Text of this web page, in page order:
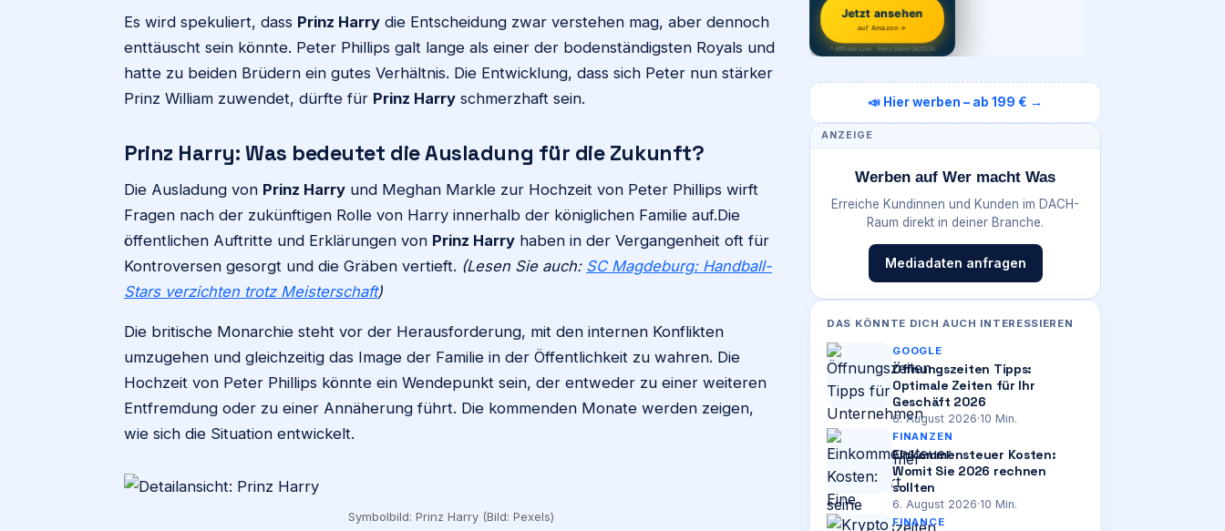
Es wird spekuliert, dass Prinz Harry die Entscheidung zwar verstehen mag, aber dennoch
enttäuscht sein könnte. Peter Phillips galt lange als einer der bodenständigsten Royals und
hatte zu beiden Brüdern ein gutes Verhältnis. Die Entwicklung, dass sich Peter nun stärker
Prinz William zuwendet, dürfte für Prinz Harry schmerzhaft sein.
Prinz Harry: Was bedeutet die Ausladung für die Zukunft?
Die Ausladung von Prinz Harry und Meghan Markle zur Hochzeit von Peter Phillips wirft
Fragen nach der zukünftigen Rolle von Harry innerhalb der königlichen Familie auf.Die
öffentlichen Auftritte und Erklärungen von Prinz Harry haben in der Vergangenheit oft für
Kontroversen gesorgt und die Gräben vertieft. (Lesen Sie auch: SC Magdeburg: Handball-
Stars verzichten trotz Meisterschaft)
Die britische Monarchie steht vor der Herausforderung, mit den internen Konflikten
umzugehen und gleichzeitig das Image der Familie in der Öffentlichkeit zu wahren. Die
Hochzeit von Peter Phillips könnte ein Wendepunkt sein, der entweder zu einer weiteren
Entfremdung oder zu einer Annäherung führt. Die kommenden Monate werden zeigen,
wie sich die Situation entwickelt.
Symbolbild: Prinz Harry (Bild: Pexels)
Jetzt ansehen
auf Amazon →
* Affiliate-Link · Preis Stand 06/2026
📣 Hier werben – ab 199 € →
ANZEIGE
Werben auf Wer macht Was
Erreiche Kundinnen und Kunden im DACH-
Raum direkt in deiner Branche.
Mediadaten anfragen
DAS KÖNNTE DICH AUCH INTERESSIEREN
GOOGLE
Öffnungszeiten Tipps:
Optimale Zeiten für Ihr
Geschäft 2026
6. August 2026·10 Min.
FINANZEN
Einkommensteuer Kosten:
Womit Sie 2026 rechnen
sollten
6. August 2026·10 Min.
FINANCE